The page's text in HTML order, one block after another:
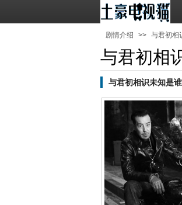
剧情介绍 >> 与君初相
与君初相
与君初相识未知是